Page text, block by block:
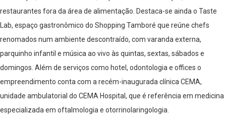
restaurantes fora da área de alimentação. Destaca-se ainda o Taste
Lab, espaço gastronômico do Shopping Tamboré que reúne chefs
renomados num ambiente descontraído, com varanda externa,
parquinho infantil e música ao vivo às quintas, sextas, sábados e
domingos. Além de serviços como hotel, odontologia e offices o
empreendimento conta com a recém-inaugurada clínica CEMA,
unidade ambulatorial do CEMA Hospital, que é referência em medicina
especializada em oftalmologia e otorrinolaringologia.